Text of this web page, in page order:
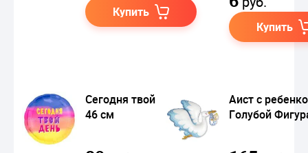
Купить
Купить
Сегодня твой день
46 см
Аист с
Голубой